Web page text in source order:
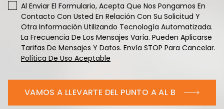
Al Enviar El Formulario, Acepta Que Nos Pongamos En
Contacto Con Usted En Relación Con Su Solicitud Y
Otra Información Utilizando Tecnología Automatizada.
La Frecuencia De Los Mensajes Varía. Pueden Aplicarse
Tarifas De Mensajes Y Datos. Envía STOP Para Cancelar.
Política De Uso Aceptable
VAMOS A LLEVARTE DEL PUNTO A AL B